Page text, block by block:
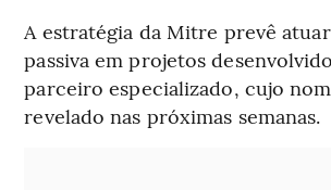
A estratégia da Mitre prevê
passiva em projetos
parceiro especializado, cujo
revelado nas próximas semanas.